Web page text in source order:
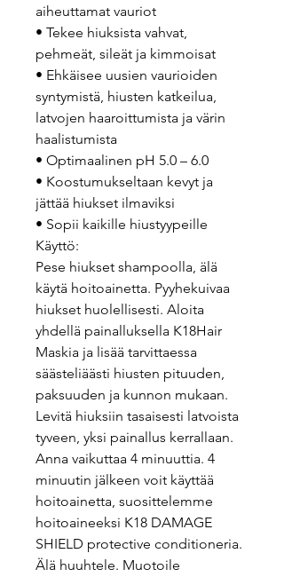
aiheuttamat vauriot
• Tekee hiuksista vahvat,
pehmeät, sileät ja kimmoisat
• Ehkäisee uusien vaurioiden
syntymistä, hiusten katkeilua,
latvojen haaroittumista ja värin
haalistumista
• Optimaalinen pH 5.0 – 6.0
• Koostumukseltaan kevyt ja
jättää hiukset ilmaviksi
• Sopii kaikille hiustyypeille
Käyttö:
Pese hiukset shampoolla, älä
käytä hoitoainetta. Pyyhekuivaa
hiukset huolellisesti. Aloita
yhdellä painalluksella K18Hair
Maskia ja lisää tarvittaessa
säästeliäästi hiusten pituuden,
paksuuden ja kunnon mukaan.
Levitä hiuksiin tasaisesti latvoista
tyveen, yksi painallus kerrallaan.
Anna vaikuttaa 4 minuuttia. 4
minuutin jälkeen voit käyttää
hoitoainetta, suosittelemme
hoitoaineeksi K18 DAMAGE
SHIELD protective conditioneria.
Älä huuhtele. Muotoile